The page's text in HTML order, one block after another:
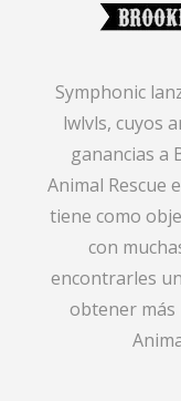
Symphonic
lwlvls, cuyos
ganancias a
Animal Rescue
tiene como
con
encontrarles
obtener más